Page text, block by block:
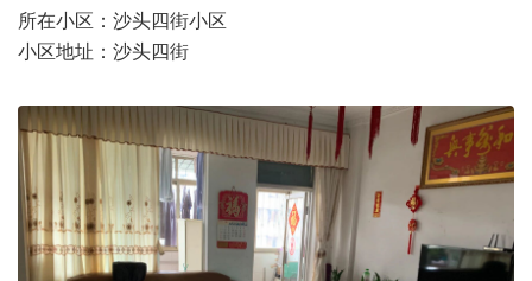
所在小区：沙头四街小区
小区地址：沙头四街